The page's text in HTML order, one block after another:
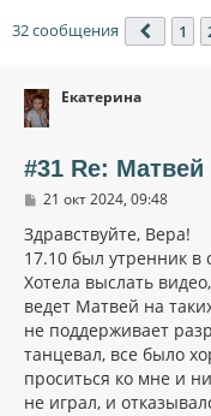
32 сообщения Пред.
1
Екатерина
#31 Re: Матвей
С
о
б
щ
е
н
и
е
21 окт 2024, 09:48
Здравствуйте, Вера!
17.10 был утренник
Хотела выслать
ведет Матвей на
не поддерживает
танцевал, все было
проситься ко мне и
не играл, и